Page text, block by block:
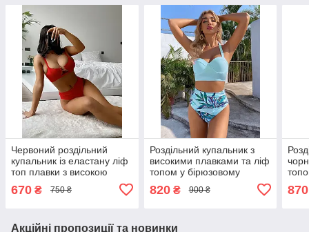
Червоний роздільний
купальник із еластану ліф
топ плавки з високою
670 ₴ 750 ₴
Роздільний купальник з
високими плавками та ліф
топом у бірюзовому
820₴ 900 ₴ 870
Акційні пропозиції та новинки